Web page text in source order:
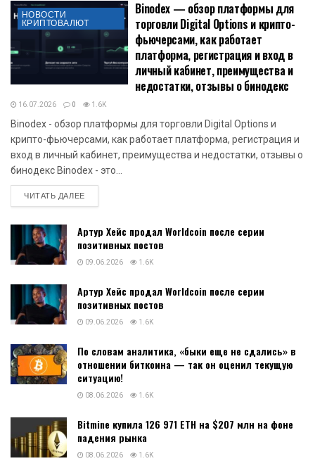
НОВОСТИ
КРИПТОВАЛЮТ
Binodex — обзор платформы для
торговли Digital Options и крипто-
фьючерсами, как работает
платформа, регистрация и вход в
личный кабинет, преимущества и
недостатки, отзывы о бинодекс
16.07.2026 0 1.6K
Binodex - обзор платформы для торговли Digital Options и
крипто-фьючерсами, как работает платформа, регистрация и
вход в личный кабинет, преимущества и недостатки, отзывы о
бинодекс Binodex - это...
ЧИТАТЬ ДАЛЕЕDETAILS
Артур Хейс продал Worldcoin после серии
позитивных постов
09.06.2026 1.6K
Артур Хейс продал Worldcoin после серии
позитивных постов
09.06.2026 1.6K
По словам аналитика, «быки еще не сдались» в
отношении биткоина — так он оценил текущую
ситуацию!
08.06.2026 1.6K
Bitmine купила 126 971 ETH на $207 млн на фоне
падения рынка
08.06.2026 1.6K